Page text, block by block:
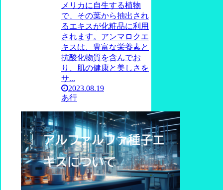
メリカに自生する植物
で、その葉から抽出され
るエキスが化粧品に利用
されます。アンマロクエ
キスは、豊富な栄養素と
抗酸化物質を含んでお
り、肌の健康と美しさを
サ...
2023.08.19
あ行